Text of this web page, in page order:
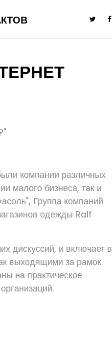
компании различных
малого бизнеса, так и
Группа компаний
одежды Ralf
дискуссий, и включает в
выходящими за рамок
на практическое